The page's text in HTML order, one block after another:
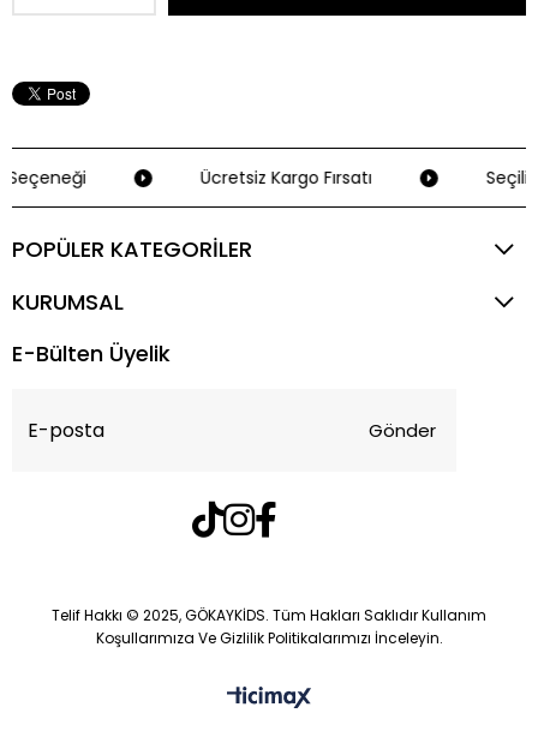
Ücretsiz Kargo Fırsatı Seçili
POPÜLER KATEGORİLER
KURUMSAL
E-Bülten Üyelik
Gönder
Telif Hakkı © 2025, GÖKAYKİDS. Tüm Hakları Saklıdır Kullanım
Koşullarımıza Ve Gizlilik Politikalarımızı İnceleyin.